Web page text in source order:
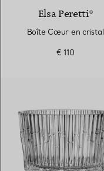
Elsa Peretti®
Boîte Cœur en cristal
€ 110